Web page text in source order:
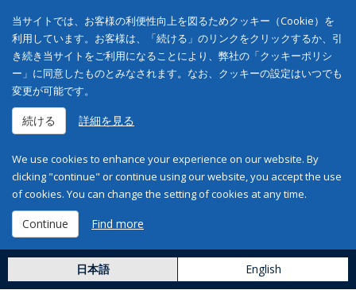
当サイトでは、お客様の利便性向上を図るためクッキー（Cookie）を
利用しています。お客様は、「続ける」のリンクをクリックするか、引
き続き当サイトをご利用になることにより、弊社の「クッキーポリシ
ー」に同意したものとみなされます。なお、クッキーの設定はいつでも
変更が可能です。
続ける 詳細を見る
We use cookies to enhance your experience on our website. By
clicking "continue" or continue using our website, you accept the use
of cookies. You can change the setting of cookies at any time.
Continue Find more
日本語 English